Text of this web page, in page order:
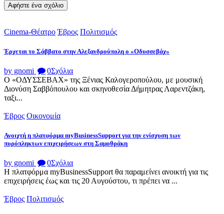
Cinema-Θέατρο Έβρος Πολιτισμός
Έρχεται το Σάββατο στην Αλεξανδρούπολη ο «Οδυσσεβάχ»
by gnomi 0Σχόλια
Ο «ΟΔΥΣΣΕΒΑΧ» της Ξένιας Καλογεροπούλου, με μουσική
Διονύση Σαββόπουλου και σκηνοθεσία Δήμητρας Λαρεντζάκη,
ταξι...
Έβρος Οικονομία
Ανοιχτή η πλατφόρμα myBusinessSupport για την ενίσχυση των
πυρόπληκτων επιχειρήσεων στη Σαμοθράκη
by gnomi 0Σχόλια
Η πλατφόρμα myBusinessSupport θα παραμείνει ανοικτή για τις
επιχειρήσεις έως και τις 20 Αυγούστου, τι πρέπει να ...
Έβρος Πολιτισμός